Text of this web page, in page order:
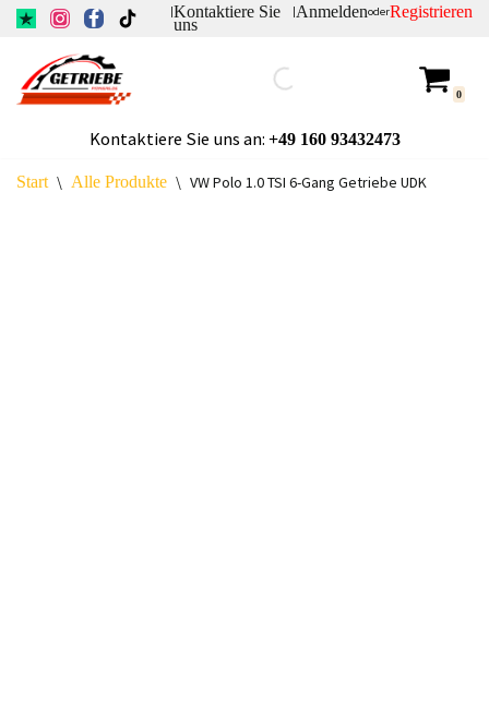
Inhalt
springen
|Kontaktiere Sie
uns
|AnmeldenoderRegistrieren
0
Kontaktiere Sie uns an: +49160 93432473
Start \ Alle Produkte \ VW Polo 1.0 TSI 6-Gang Getriebe UDK